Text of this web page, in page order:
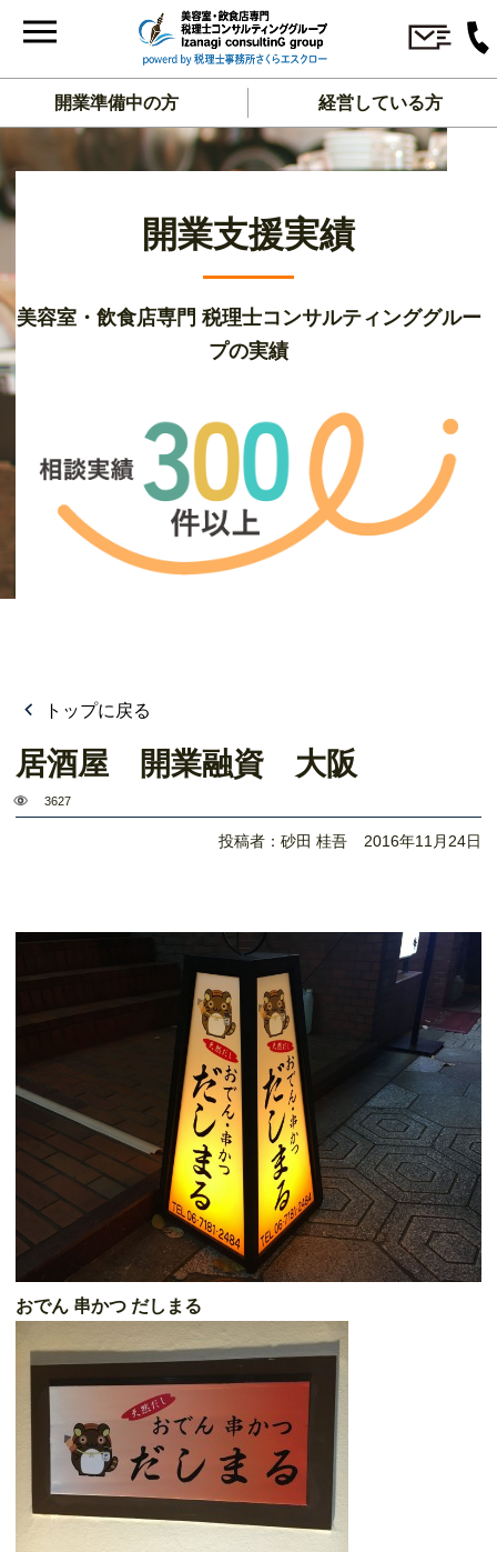
開業準備中の方 経営している方
開業支援実績
美容室・飲食店専門 税理士コンサルティンググルー
プの実績
トップに戻る
居酒屋 開業融資 大阪
3627
投稿者：砂田 桂吾 2016年11月24日
おでん 串かつ だしまる